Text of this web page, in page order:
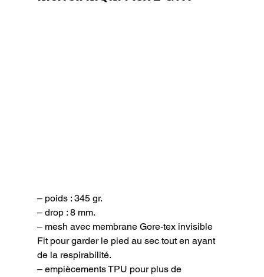
– poids : 345 gr.
– drop : 8 mm.
– mesh avec membrane Gore-tex invisible
Fit pour garder le pied au sec tout en ayant
de la respirabilité.
– empiècements TPU pour plus de